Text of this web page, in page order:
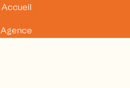
Accueil
Agence